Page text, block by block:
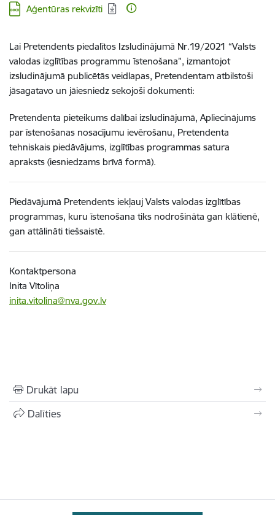
Lejupielādēt:
Aģentūras rekvizīti
Lai Pretendents piedalītos Izsludinājumā Nr.19/2021 “Valsts
valodas izglītības programmu īstenošana”, izmantojot
izsludinājumā publicētās veidlapas, Pretendentam atbilstoši
jāsagatavo un jāiesniedz sekojoši dokumenti:
Pretendenta pieteikums dalībai izsludinājumā, Apliecinājums
par īstenošanas nosacījumu ievērošanu, Pretendenta
tehniskais piedāvājums, izglītības programmas satura
apraksts (iesniedzams brīvā formā).
Piedāvājumā Pretendents iekļauj Valsts valodas izglītības
programmas, kuru īstenošana tiks nodrošināta gan klātienē,
gan attālināti tiešsaistē.
Kontaktpersona
Inita Vītoliņa
inita.vitolina@nva.gov.lv
Drukāt lapu
Dalīties